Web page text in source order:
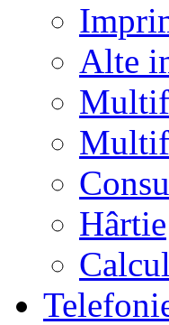
Alte
Hârtie